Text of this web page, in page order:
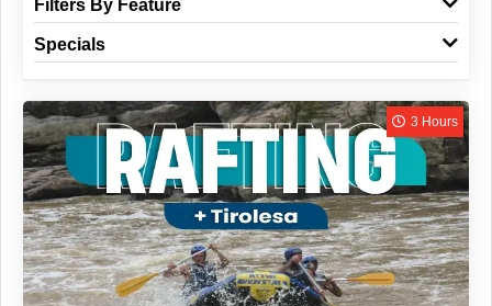
Filters By Feature
Specials
3 Hours